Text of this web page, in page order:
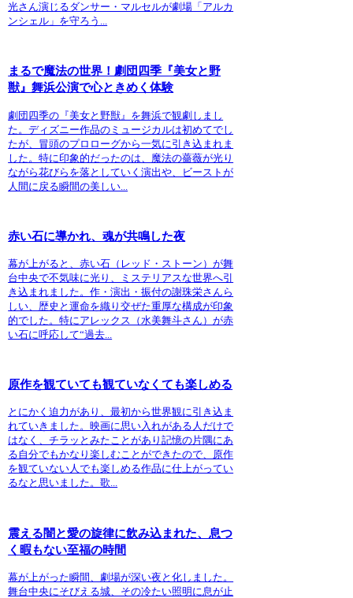
光さん演じるダンサー・マルセルが劇場「アルカ
ンシェル」を守ろう...
まるで魔法の世界！劇団四季『美女と野
獣』舞浜公演で心ときめく体験
劇団四季の『美女と野獣』を舞浜で観劇しまし
た。ディズニー作品のミュージカルは初めてでし
たが、冒頭のプロローグから一気に引き込まれま
した。特に印象的だったのは、魔法の薔薇が光り
ながら花びらを落としていく演出や、ビーストが
人間に戻る瞬間の美しい...
赤い石に導かれ、魂が共鳴した夜
幕が上がると、赤い石（レッド・ストーン）が舞
台中央で不気味に光り、ミステリアスな世界へ引
き込まれました。作・演出・振付の謝珠栄さんら
しい、歴史と運命を織り交ぜた重厚な構成が印象
的でした。特にアレックス（水美舞斗さん）が赤
い石に呼応して“過去...
原作を観ていても観ていなくても楽しめる
とにかく迫力があり、最初から世界観に引き込ま
れていきました。映画に思い入れがある人だけで
はなく、チラッとみたことがあり記憶の片隅にあ
る自分でもかなり楽しむことができたので、原作
を観ていない人でも楽しめる作品に仕上がってい
るなと思いました。歌...
震える闇と愛の旋律に飲み込まれた、息つ
く暇もない至福の時間
幕が上がった瞬間、劇場が深い夜と化しました。
舞台中央にそびえる城、その冷たい照明に息が止